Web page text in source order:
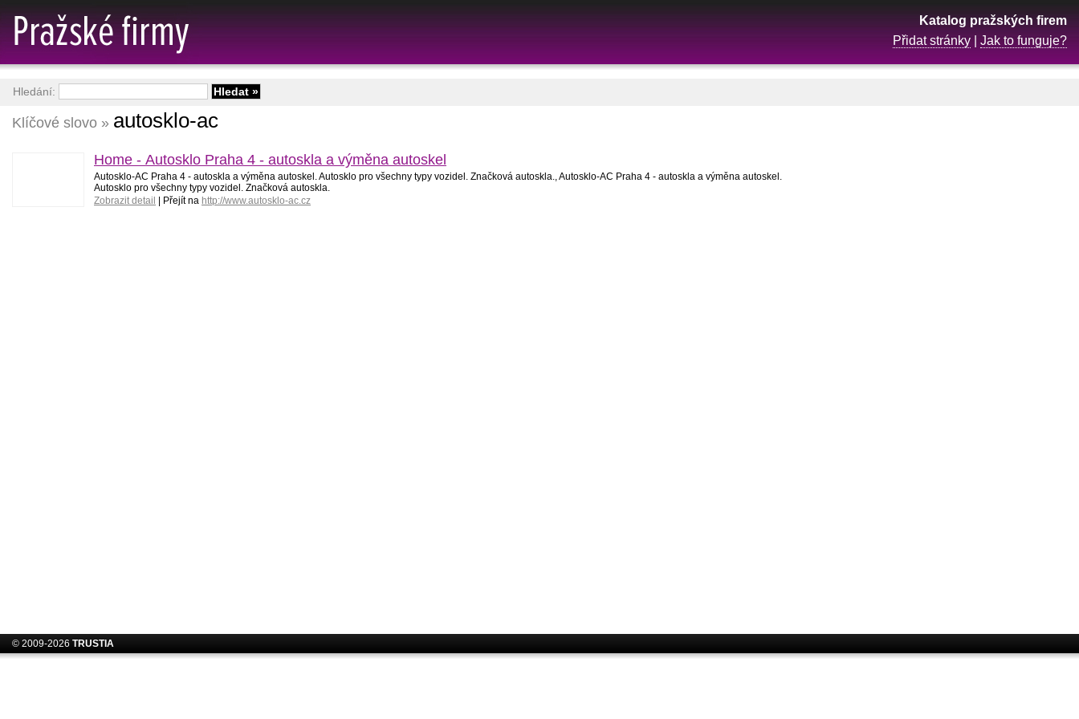
Klíčové slovo » autosklo-ac
Home - Autosklo Praha 4 - autoskla a výměna autoskel
Autosklo-AC Praha 4 - autoskla a výměna autoskel. Autosklo pro všechny typy vozidel. Značková autoskla., Autosklo-AC Praha 4 - autoskla a výměna autoskel.
Autosklo pro všechny typy vozidel. Značková autoskla.
Zobrazit detail
| Přejít na http://www.autosklo-ac.cz
Katalog pražských firem
Přidat stránky
Jak to funguje?
Hledání:
© 2009-2026 TRUSTIA